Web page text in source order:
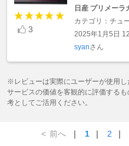
3
日産 プリメーラ
カテゴリ：チュ
2025年1月5日
syanさん
※レビューは実際にユーザーが使用し
サービスの価値を客観的に評価する
考としてご活用ください。
< 前へ ｜ 1 ｜ 2 ｜